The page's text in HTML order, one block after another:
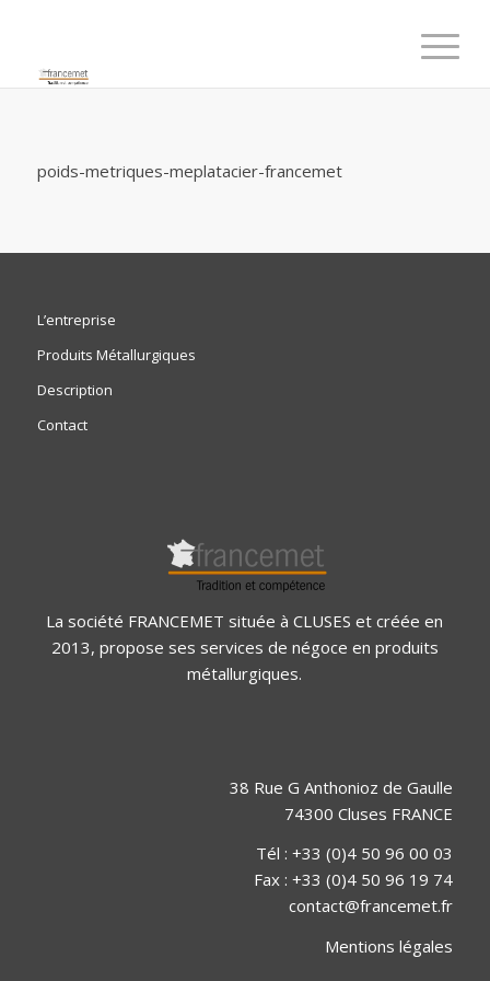
poids-metriques-meplatacier-francemet
L’entreprise
Produits Métallurgiques
Description
Contact
La société FRANCEMET située à CLUSES et créée en
2013, propose ses services de négoce en produits
métallurgiques.
38 Rue G Anthonioz de Gaulle
74300 Cluses FRANCE
Tél : +33 (0)4 50 96 00 03
Fax : +33 (0)4 50 96 19 74
contact@francemet.fr
Mentions légales